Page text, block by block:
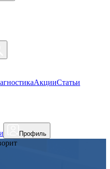
АкцииСтатьи
Профиль